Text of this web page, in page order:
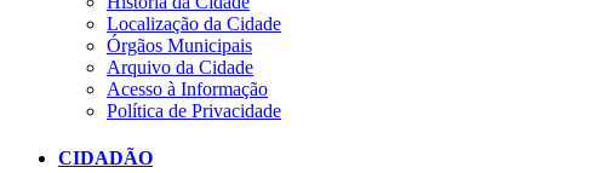
Localização da Cidade
Órgãos Municipais
Arquivo da Cidade
Acesso à Informação
Política de Privacidade
CIDADÃO